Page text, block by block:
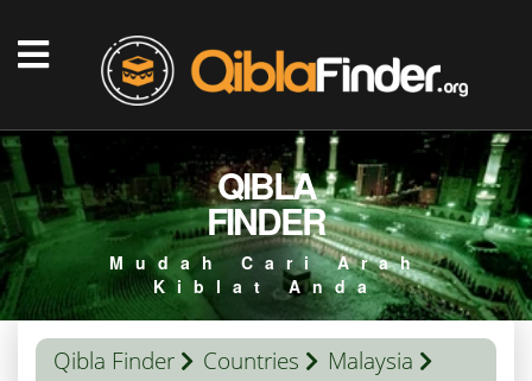
QIBLA
FINDER
Mudah Cari Arah
Kiblat Anda
Qibla Finder Countries
Malaysia